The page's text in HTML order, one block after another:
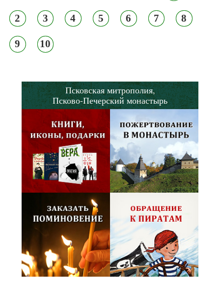
2 3 4 5 6 7 8
9 10
Псковская митрополия,
Псково-Печерский монастырь